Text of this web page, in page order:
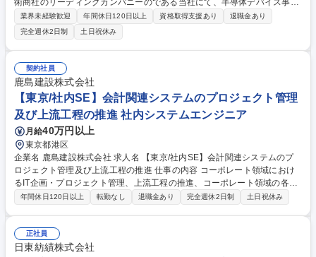
術商社のリーディングカンパニーのである当社にて、半導体デバイス事業
の営業職をお任せします。自動車部品、アミューズメント、産業機器な
ど、大手メーカーの幅広いお客様に向けた提案営業です。 【詳細】■高機
能化するお客さまの製品に対し、最適かつ高品質な半導体とデバイスを提
供しています■主力であるマイコン、パワー半導体に外資系半導体を加
え、お客さまのあらゆるニーズに応える品揃えを目指しています■提案～
アフターサポートまで、トータルに顧客をサポートするため、貢献実感の
あるお仕事です■入社後は、研修や現場でのOJTを通じて、商品知識や提
案の進め方をしっかり学んでいただける環境です。 募集職種 【東京】営
業/半導体デバイス事業 第二新卒歓迎/プライム上場/年間休日128日
業界未経験歓迎 年間休日120日以上 資格取得支援あり
退職金あり
完全週休2日制
土日祝休み
契約社員
鹿島建設株式会社
【東京/社内SE】会計関連システムのプロジェクト管理
及び上流工程の推進 社内システムエンジニア
月給40万円以上
東京都港区
企業名 鹿島建設株式会社 求人名 【東京/社内SE】会計関連システムのプ
ロジェクト管理及び上流工程の推進 仕事の内容 コーポレート領域におけ
るIT企画・プロジェクト管理、上流工程の推進、コーポレート領域の各種
業務の高度化・効率化に向けたIT支援を担当。入社後は、当社の基幹領域
社と共に要件定義の取りまとめやプロジェクト管理などを推進■経営管理
や決算業務などのIT企画・開発支援■経験・志向に応じてコーポレート領
年間休日120日以上 転勤なし 退職金あり 完全週休2日制 土日祝休み
正社員
日東紡績株式会社